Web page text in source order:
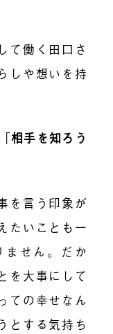
て働く田口さ
しや想いを持
相手を知ろう
を言う印象が
たいことも一
せん。だか
を大事にして
ての幸せなん
とする気持ち